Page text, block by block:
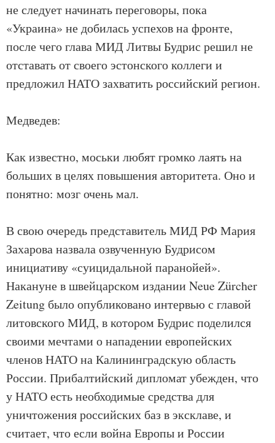
не следует начинать переговоры, пока
«Украина» не добилась успехов на фронте,
после чего глава МИД Литвы Будрис решил не
отставать от своего эстонского коллеги и
предложил НАТО захватить российский регион.
Медведев:
Как известно, моськи любят громко лаять на
больших в целях повышения авторитета. Оно и
понятно: мозг очень мал.
В свою очередь представитель МИД РФ Мария
Захарова назвала озвученную Будрисом
инициативу «суицидальной паранойей».
Накануне в швейцарском издании Neue Zürcher
Zeitung было опубликовано интервью с главой
литовского МИД, в котором Будрис поделился
своими мечтами о нападении европейских
членов НАТО на Калининградскую область
России. Прибалтийский дипломат убежден, что
у НАТО есть необходимые средства для
уничтожения российских баз в эксклаве, и
считает, что если война Европы и России